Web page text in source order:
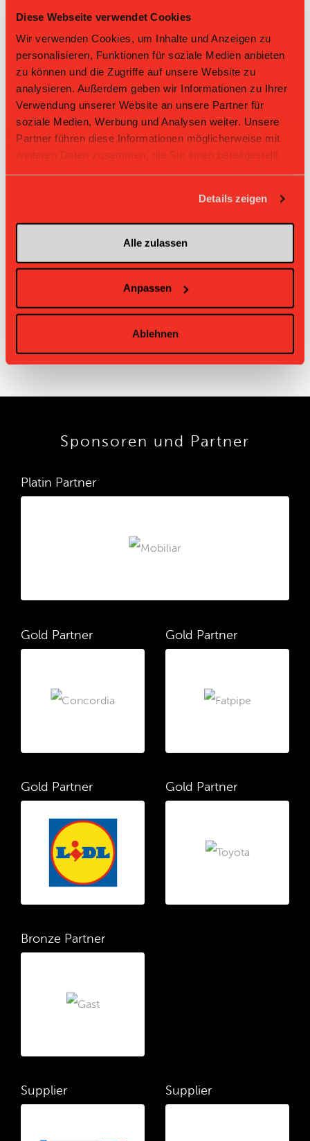
Diese Webseite verwendet Cookies
Wir verwenden Cookies, um Inhalte und Anzeigen zu
personalisieren, Funktionen für soziale Medien anbieten
zu können und die Zugriffe auf unsere Website zu
analysieren. Außerdem geben wir Informationen zu Ihrer
Verwendung unserer Website an unsere Partner für
soziale Medien, Werbung und Analysen weiter. Unsere
Partner führen diese Informationen möglicherweise mit
weiteren Daten zusammen, die Sie ihnen bereitgestellt
Details zeigen
Alle zulassen
Anpassen
Ablehnen
10 Le Locle 18 -43
Direktbegegnungen
Zeit Heim Gast Resultat
08.03.2026 09:55
UHC La Chaux-de-
Fonds
Kerzers-
Müntschemi
er II
7:5
Müntschemier II
UHC La
UHC
er II
UHC Kerzers-
Müntschemier II
Fonds
UHC Kerzers-
Müntschemier II
Sponsoren und Partner
Platin Partner
Gold Partner Gold Partner
Gold Partner Gold Partner
Bronze Partner
Supplier Supplier